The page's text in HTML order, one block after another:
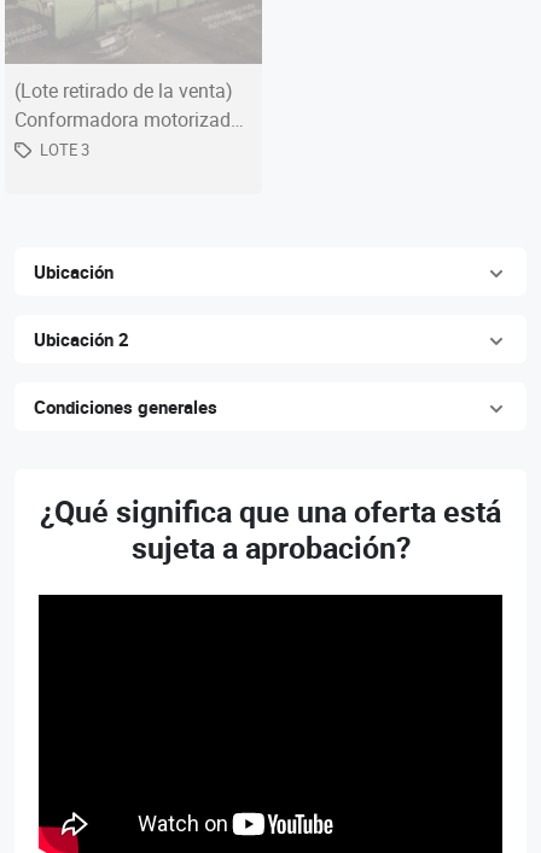
(Lote retirado de la venta)
Conformadora motorizada
para chapas
LOTE 3
Ubicación
Ubicación 2
Condiciones generales
¿Qué significa que una oferta está
sujeta a aprobación?